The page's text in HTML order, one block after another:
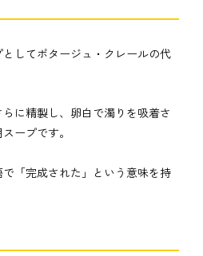
してポタージュ・クレールの代
に精製し、卵白で濁りを吸着さ
ープです。
で「完成された」という意味を持